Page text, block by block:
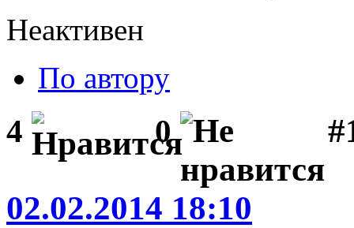
Неактивен
По автору
4 0
02.02.2014 18:10